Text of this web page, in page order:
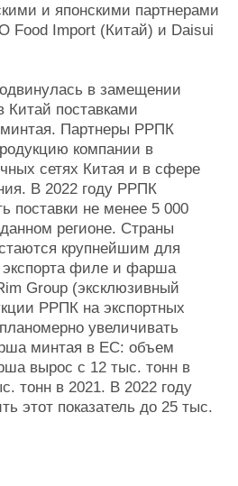
и японскими партнерами
Food Import (Китай) и Daisui
в замещении
Китай поставками
минтая. Партнеры РРПК
компании в
сетях Китая и в сфере
В 2022 году РРПК
поставки не менее 5 000
регионе. Страны
крупнейшим для
филе и фарша
Group (эксклюзивный
РРПК на экспортных
увеличивать
минтая в ЕС: объем
вырос с 12 тыс. тонн в
тонн в 2021. В 2022 году
этот показатель до 25 тыс.